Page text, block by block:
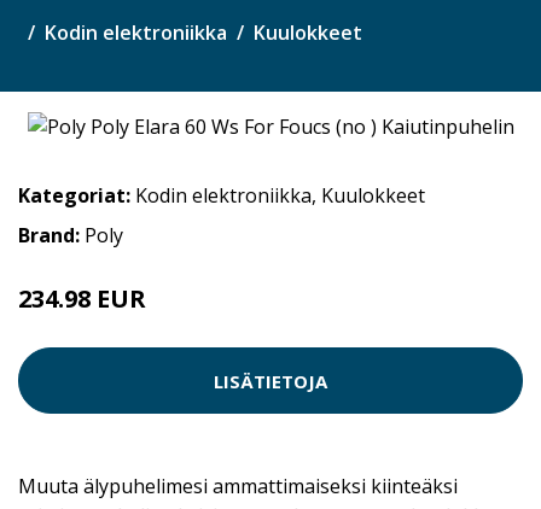
Kodin elektroniikka Kuulokkeet
Kategoriat: Kodin elektroniikka, Kuulokkeet
Brand: Poly
234.98 EUR
LISÄTIETOJA
Muuta älypuhelimesi ammattimaiseksi kiinteäksi